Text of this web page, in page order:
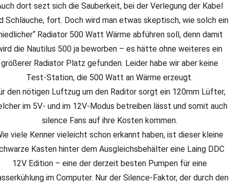
dort sezt sich die Sauberkeit, bei der Verlegung der Kabel
Schläuche, fort. Doch wird man etwas skeptisch, wie solch ein
Radiator 500 Watt Wärme abführen soll, denn damit
die Nautilus 500 ja beworben – es hätte ohne weiteres ein
größerer Radiator Platz gefunden. Leider habe wir aber keine
Test-Station, die 500 Watt an Wärme erzeugt.
den nötigen Luftzug um den Raditor sorgt ein 120mm Lüfter,
im 5V- und im 12V-Modus betreiben lässt und somit auch
silence Fans auf ihre Kosten kommen.
viele Kenner vieleicht schon erkannt haben, ist dieser kleine
Kasten hinter dem Ausgleichsbehälter eine Laing DDC
12V Edition – eine der derzeit besten Pumpen für eine
im Computer. Nur der Silence-Faktor, der durch den